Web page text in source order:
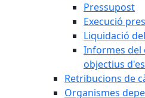
Pressupost
Execució
Liquidació
Informes del
objectius
Retribucions de
Organismes